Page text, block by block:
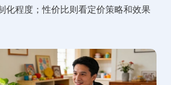
化程度；性价比则看定价策略和效果